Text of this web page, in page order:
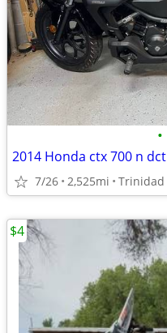
•
2014 Honda ctx 700 n
7/26 2,525mi Trinidad
$4